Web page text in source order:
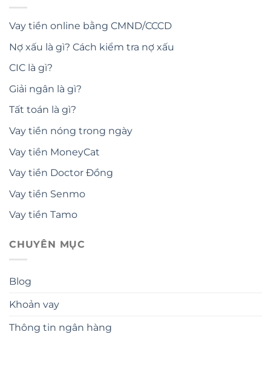
Vay tiền online bằng CMND/CCCD
Nợ xấu là gì? Cách kiểm tra nợ xấu
CIC là gì?
Giải ngân là gì?
Tất toán là gì?
Vay tiền nóng trong ngày
Vay tiền MoneyCat
Vay tiền Doctor Đồng
Vay tiền Senmo
Vay tiền Tamo
CHUYÊN MỤC
Blog
Khoản vay
Thông tin ngân hàng